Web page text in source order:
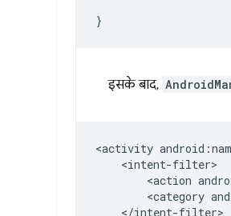
}
इसके बाद,
<activity
<action
<category